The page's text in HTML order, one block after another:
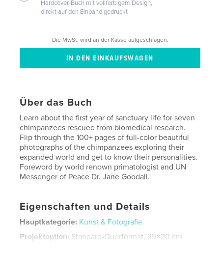
Hardcover-Buch mit vollfarbigem Design,
direkt auf den Einband gedruckt
Die MwSt. wird an der Kasse aufgeschlagen.
Über das Buch
Learn about the first year of sanctuary life for seven
chimpanzees rescued from biomedical research.
Flip through the 100+ pages of full-color beautiful
photographs of the chimpanzees exploring their
expanded world and get to know their personalities.
Foreword by world renown primatologist and UN
Messenger of Peace Dr. Jane Goodall.
Eigenschaften und Details
Hauptkategorie: Kunst & Fotografie
Projektoption: Standard-Querformat, 25×20 cm